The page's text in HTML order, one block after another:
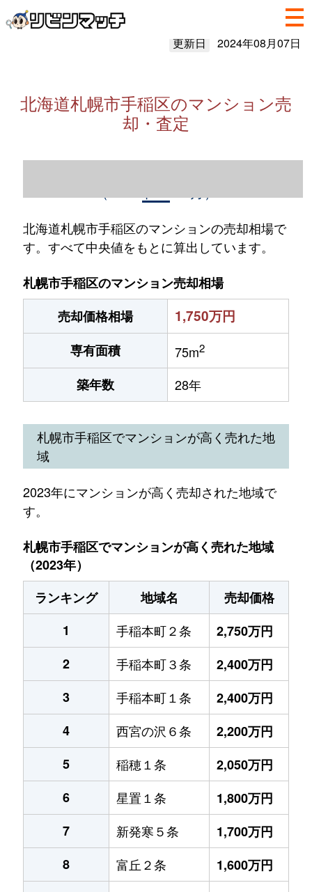
更新日 2024年08月07日
北海道札幌市手稲区のマンション売
却・査定
北海道札幌市手稲区のマンションの売却相場で
す。すべて中央値をもとに算出しています。
札幌市手稲区のマンション売却相場
売却価格相場
1,750万円
専有面積 75m2
築年数 28年
札幌市手稲区でマンションが高く売れた地
域
2023年にマンションが高く売却された地域で
す。
札幌市手稲区でマンションが高く売れた地域
（2023年）
ランキング
地域名
売却価格
1
手稲本町２条
2,750万円
2
手稲本町３条
2,400万円
3
手稲本町１条
2,400万円
4
西宮の沢６条
2,200万円
5
稲穂１条
2,050万円
6
星置１条
1,800万円
7
新発寒５条
1,700万円
8
富丘２条
1,600万円